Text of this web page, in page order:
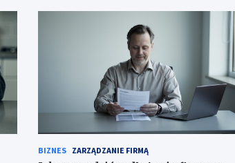
BIZNES ZARZĄDZANIE FIRMĄ